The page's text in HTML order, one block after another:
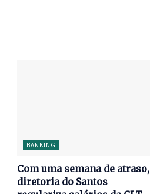
BANKING
Com uma semana de atraso,
diretoria do Santos